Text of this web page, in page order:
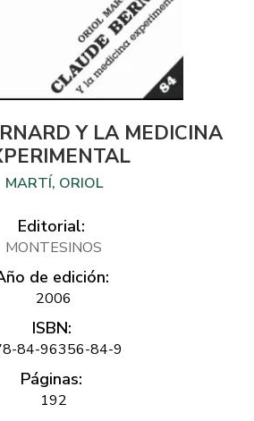
Y LA MEDICINA
MARTÍ, ORIOL
Editorial:
MONTESINOS
de edición:
2006
ISBN:
84-96356-84-9
Páginas:
192